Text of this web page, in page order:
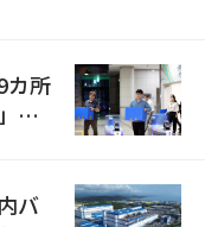
カ所
の
バ